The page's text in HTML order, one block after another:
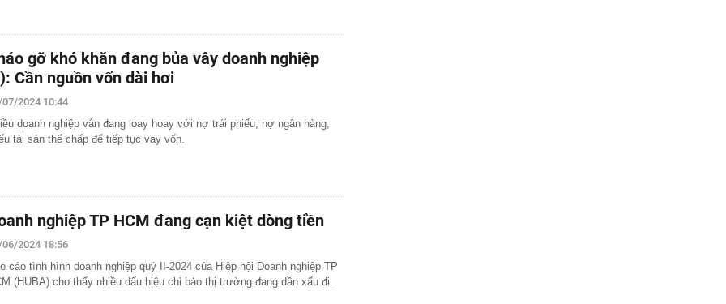
Yaris Cross
triển gần 61.000 căn nhà ở xã hội, doanh nghiệp
thị trường đang triển khai đến đâu?
được giao gần 1,2ha đất tại Long Biên để làm dự án
thương mại
tài khoản Zalo và Facebook đang bị theo dõi từ xa
hán làm lộ nhiều dấu tích dưới đáy sông ở châu Âu
của Vũ Khắc Tiệp
lượt phạt nguội trong tháng 7, chủ phương tiện nhanh
theo Nghị định 168
gỡ khó khăn đang bủa vây doanh nghiệp
Cần nguồn vốn dài hơi
2024 10:44
doanh nghiệp vẫn đang loay hoay với nợ trái phiếu, nợ ngân hàng,
tài sản thế chấp để tiếp tục vay vốn.
nghiệp TP HCM đang cạn kiệt dòng tiền
2024 18:56
cáo tình hình doanh nghiệp quý II-2024 của Hiệp hội Doanh nghiệp TP
(HUBA) cho thấy nhiều dấu hiệu chỉ báo thị trường đang dần xấu đi.